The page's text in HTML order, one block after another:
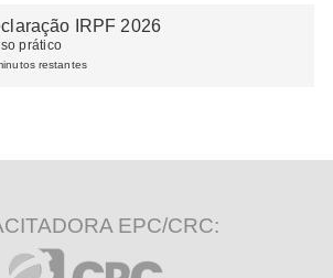
IRPF 2026
prático
restantes
EPC/CRC: